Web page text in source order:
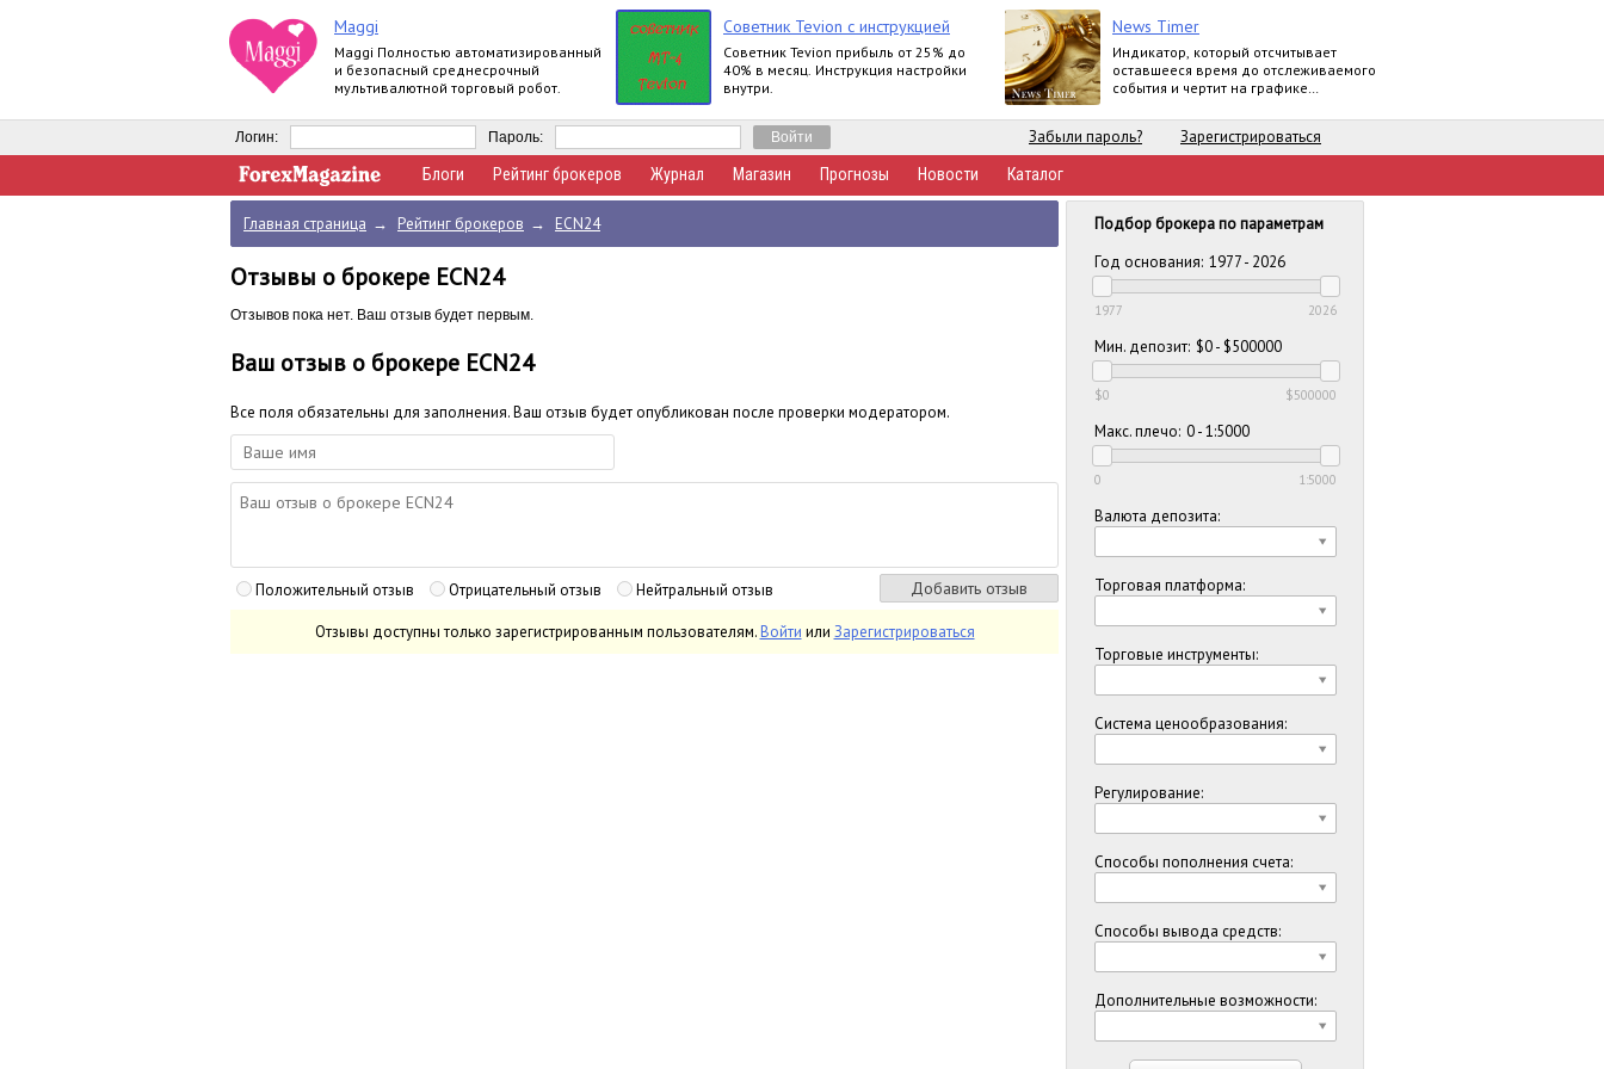
Maggi
Maggi Полностью автоматизированный
и безопасный среднесрочный
мультивалютной торговый робот.
Советник Tevion с инструкцией
Cоветник Tevion прибыль от 25% до
40% в месяц. Инструкция настройки
внутри.
News Timer
Индикатор, который отсчитывает
оставшееся время до отслеживаемого
события и чертит на графике
событие произойдет.
Логин: Пароль: Забыли пароль? Зарегистрироваться
Блоги Рейтинг брокеров Журнал Магазин Прогнозы Новости Каталог
Главная страница → Рейтинг брокеров → ECN24
Отзывы о брокере ECN24
Отзывов пока нет. Ваш отзыв будет первым.
Ваш отзыв о брокере ECN24
Все поля обязательны для заполнения. Ваш отзыв будет опубликован после проверки модератором.
Положительный отзыв Отрицательный отзыв Нейтральный отзыв
Отзывы доступны только зарегистрированным пользователям.Войти или Зарегистрироваться
Подбор брокера по параметрам
Год основания: 1977 - 2026
1977 2026
Мин. депозит: $0 - $500000
$0 $500000
Макс. плечо: 0 - 1:5000
0 1:5000
Валюта депозита:
Торговая платформа:
Торговые инструменты:
Система ценообразования:
Регулирование:
Способы пополнения счета:
Способы вывода средств:
Дополнительные возможности: